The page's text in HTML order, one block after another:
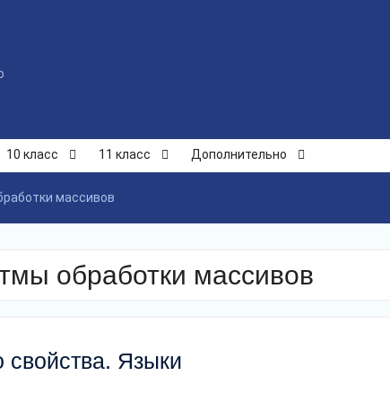
10 класс 11 класс Дополнительно
массивов
обработки массивов
свойства. Языки